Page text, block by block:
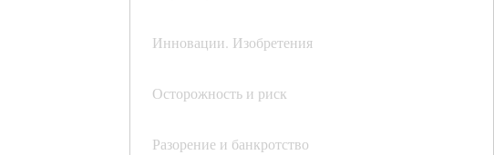
Инновации. Изобретения
Осторожность и риск
Разорение и банкротство